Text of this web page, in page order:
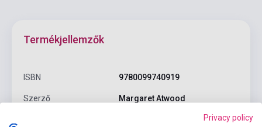
Termékjellemzők
ISBN 9780099740919
Szerző Margaret Atwood
Privacy policy